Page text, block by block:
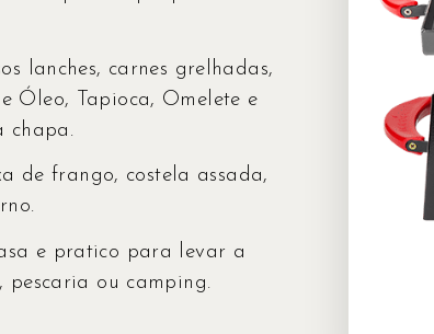
lanches, carnes grelhadas,
Óleo, Tapioca, Omelete e
chapa.
de frango, costela assada,
e pratico para levar a
pescaria ou camping.